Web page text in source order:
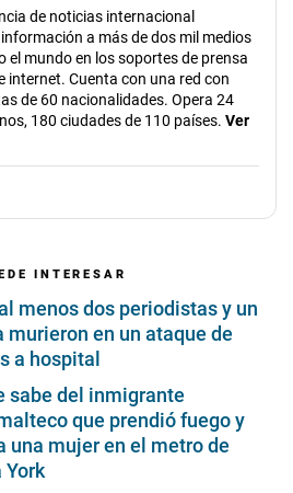
de noticias internacional
a más de dos mil medios
el mundo en los soportes de prensa
internet. Cuenta con una red con
de 60 nacionalidades. Opera 24
180 ciudades de 110 países. Ver
INTERESAR
menos dos periodistas y un
murieron en un ataque de
a hospital
sabe del inmigrante
que prendió fuego y
una mujer en el metro de
York